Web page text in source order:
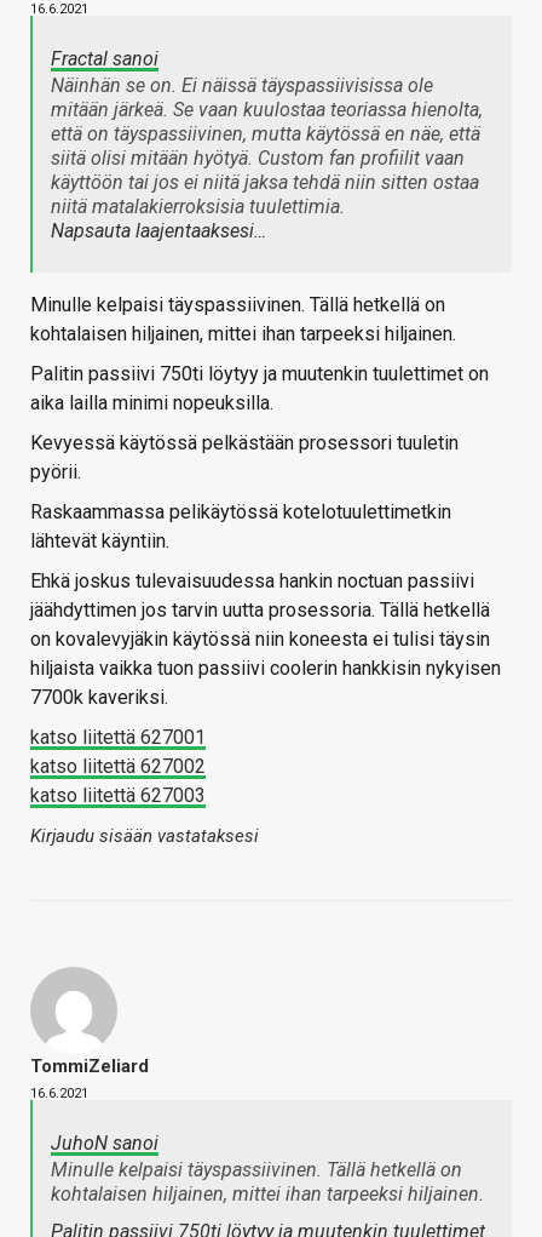
16.6.2021
Fractal sanoi
Näinhän se on. Ei näissä täyspassiivisissa ole
mitään järkeä. Se vaan kuulostaa teoriassa hienolta,
että on täyspassiivinen, mutta käytössä en näe, että
siitä olisi mitään hyötyä. Custom fan profiilit vaan
käyttöön tai jos ei niitä jaksa tehdä niin sitten ostaa
niitä matalakierroksisia tuulettimia.
Napsauta laajentaaksesi…
Minulle kelpaisi täyspassiivinen. Tällä hetkellä on
kohtalaisen hiljainen, mittei ihan tarpeeksi hiljainen.
Palitin passiivi 750ti löytyy ja muutenkin tuulettimet on
aika lailla minimi nopeuksilla.
Kevyessä käytössä pelkästään prosessori tuuletin
pyörii.
Raskaammassa pelikäytössä kotelotuulettimetkin
lähtevät käyntiin.
Ehkä joskus tulevaisuudessa hankin noctuan passiivi
jäähdyttimen jos tarvin uutta prosessoria. Tällä hetkellä
on kovalevyjäkin käytössä niin koneesta ei tulisi täysin
hiljaista vaikka tuon passiivi coolerin hankkisin nykyisen
7700k kaveriksi.
katso liitettä 627001
katso liitettä 627002
katso liitettä 627003
Kirjaudu sisään vastataksesi
TommiZeliard
16.6.2021
JuhoN sanoi
Minulle kelpaisi täyspassiivinen. Tällä hetkellä on
kohtalaisen hiljainen, mittei ihan tarpeeksi hiljainen.
Palitin passiivi 750ti löytyy ja muutenkin tuulettimet